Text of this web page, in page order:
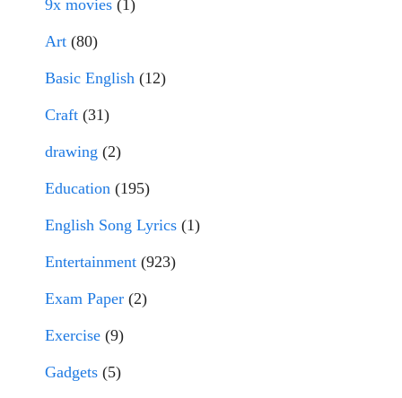
9x movies (1)
Art (80)
Basic English (12)
Craft (31)
drawing (2)
Education (195)
English Song Lyrics (1)
Entertainment (923)
Exam Paper (2)
Exercise (9)
Gadgets (5)